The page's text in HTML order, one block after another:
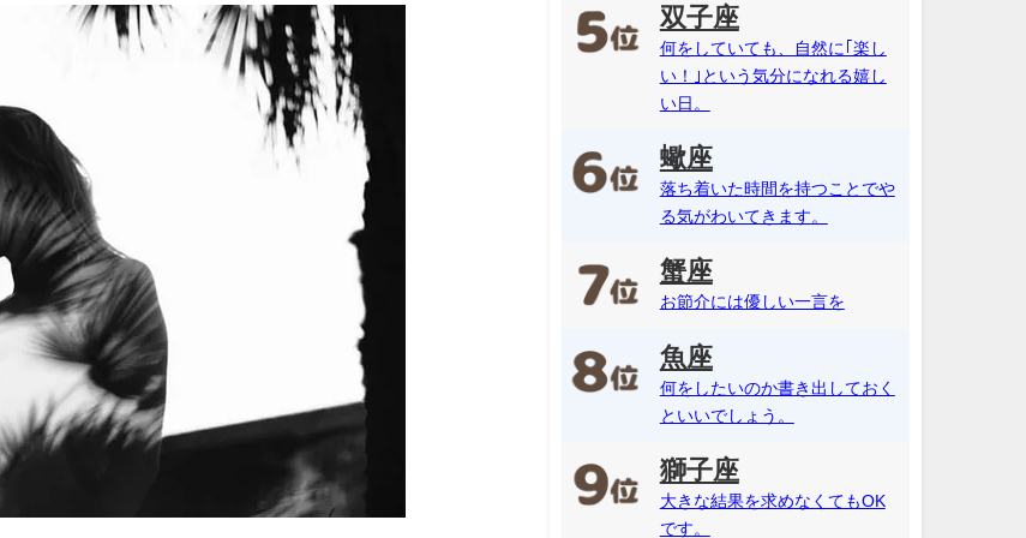
双子座
何をしていても、自然に｢楽し
い！｣という気分になれる嬉し
い日。
蠍座
落ち着いた時間を持つことでや
る気がわいてきます。
蟹座
お節介には優しい一言を
魚座
何をしたいのか書き出しておく
といいでしょう。
獅子座
大きな結果を求めなくてもOK
です。